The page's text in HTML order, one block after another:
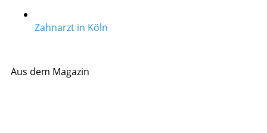
Zahnarzt in Köln
Aus dem Magazin